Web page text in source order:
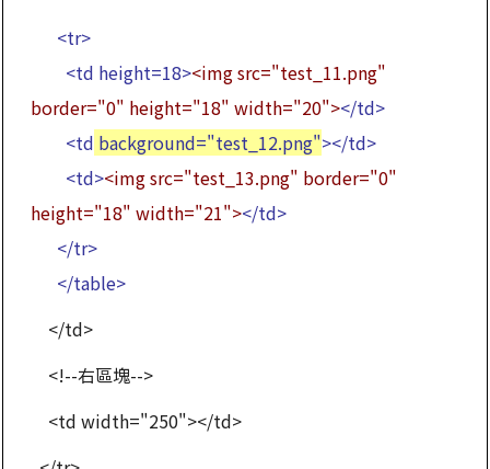
<tr>
<td height=18><img src="test_11.png"
border="0" height="18" width="20"></td>
<td background="test_12.png"></td>
<td><img src="test_13.png" border="0"
height="18" width="21"></td>
</tr>
</table>
</td>
<!--右區塊-->
<td width="250"></td>